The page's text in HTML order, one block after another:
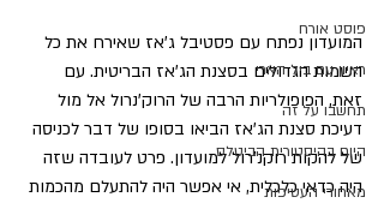
פוסט אורח
ראיון עם ביל הארי
תחשבו על זה
היום בהיסטורית הביטלס
מאחורי העטיפות
המועדון נפתח עם פסטיבל ג'אז שאירח את כל
השמות הגדולים בסצנת הג'אז הבריטית. עם
זאת, הפופולריות הרבה של הרוק'נרול אל מול
דעיכת סצנת הג'אז הביאו בסופו של דבר לכניסה
של להקות רוקנ'רול למועדון. פרט לעובדה שזה
היה כדאי כלכלית, אי אפשר היה להתעלם מהכמות